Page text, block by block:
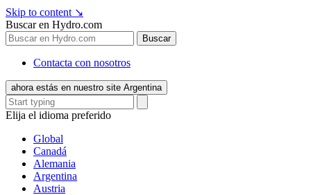
Skip to content ↘
Buscar en Hydro.com
Buscar
Contacta con nosotros
ahora estás en nuestro site Argentina
Elija el idioma preferido
Global
Canadá
Alemania
Argentina
Austria